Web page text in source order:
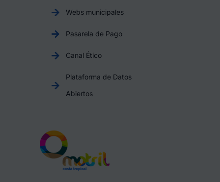
Webs municipales
Pasarela de Pago
Canal Ético
Plataforma de Datos
Abiertos